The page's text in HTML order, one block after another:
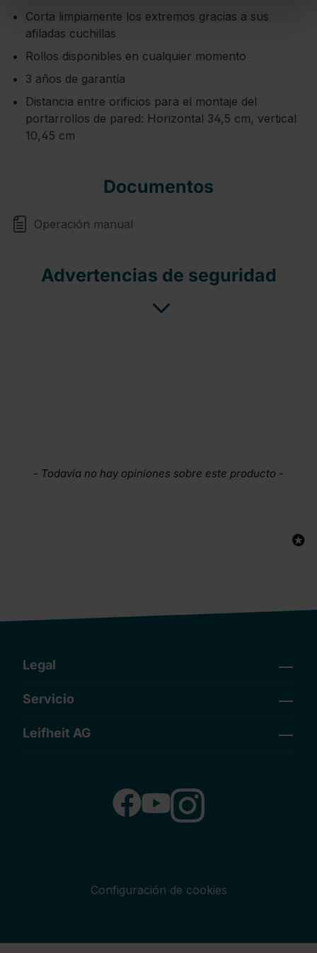
Corta limpiamente los extremos gracias a sus
afiladas cuchillas
Rollos disponibles en cualquier momento
3 años de garantía
Distancia entre orificios para el montaje del
portarrollos de pared: Horizontal 34,5 cm, vertical
10,45 cm
Documentos
Operación manual
Advertencias de seguridad
- Todavía no hay opiniones sobre este producto -
New content loaded
Legal
Servicio
Leifheit AG
Configuración de cookies